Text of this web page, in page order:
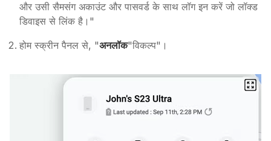
और उसी सैमसंग अकाउंट और पासवर्ड के साथ लॉग इन करें जो लॉक्ड
डिवाइस से लिंक है।"
होम स्क्रीन पैनल से, "अनलॉक"विकल्प"।